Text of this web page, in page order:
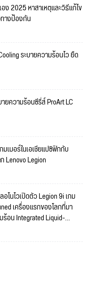
2025 หาสาเหตุและวิธีแก้ไข
างป้องกัน
ระบายความร้อนไว ยืด
ยความร้อนซีรี่ส์ ProArt LC
เมอร์ในเอเชียแปซิฟิกกับ
Legion
โนโวเปิดตัว Legion 9i เกม
เครื่องแรกของโลกที่มา
อน Integrated Liquid-